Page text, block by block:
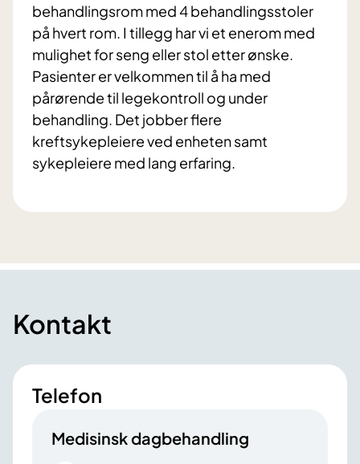
behandlingsrom med 4 behandlingsstoler
på hvert rom. I tillegg har vi et enerom med
mulighet for seng eller stol etter ønske.
Pasienter er velkommen til å ha med
pårørende til legekontroll og under
behandling. Det jobber flere
kreftsykepleiere ved enheten samt
sykepleiere med lang erfaring.
Kontakt
Telefon
Medisinsk dagbehandling